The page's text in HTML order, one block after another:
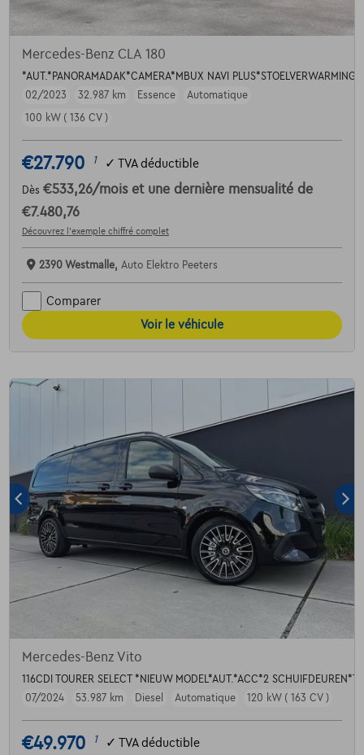
Mercedes-Benz CLA 180
*AUT.*PANORAMADAK*CAMERA*MBUX NAVI PLUS*STOELVERWARMING*
02/2023
32.987 km Essence
Automatique
100 kW ( 136 CV )
€27.790 1 ✓ TVA déductible
Dès €533,26/mois et une dernière mensualité de
€7.480,76
Découvrez l’exemple chiffré complet
2390 Westmalle, Auto Elektro Peeters
Comparer
Voir le véhicule
Mercedes-Benz Vito
116CDI TOURER SELECT *NIEUW MODEL*AUT.*ACC*2
07/2024
53.987 km Diesel Automatique 120 kW ( 163 CV )
€49.970 1 ✓ TVA déductible